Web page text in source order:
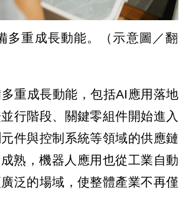
多重成長動能。（示意圖／翻
重成長動能，包括AI應用落地
行階段、關鍵零組件開始進入
件與控制系統等領域的供應鏈
熟，機器人應用也從工業自動
泛的場域，使整體產業不再僅